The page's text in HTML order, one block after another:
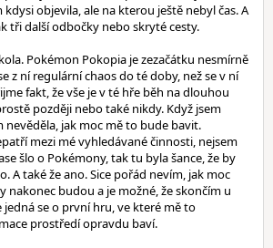
objevila, ale na kterou ještě nebyl čas. A
tři další odbočky nebo skryté cesty.
Pokémon Pokopia je zezačátku nesmírně
z ní regulární chaos do té doby, než se v ní
fakt, že vše je v té hře běh na dlouhou
později nebo také nikdy. Když jsem
nevěděla, jak moc mě to bude bavit.
mezi mé vyhledávané činnosti, nejsem
šlo o Pokémony, tak tu byla šance, že by
A také že ano. Sice pořád nevím, jak moc
nakonec budou a je možné, že skončím u
jedná se o první hru, ve které mě to
prostředí opravdu baví.